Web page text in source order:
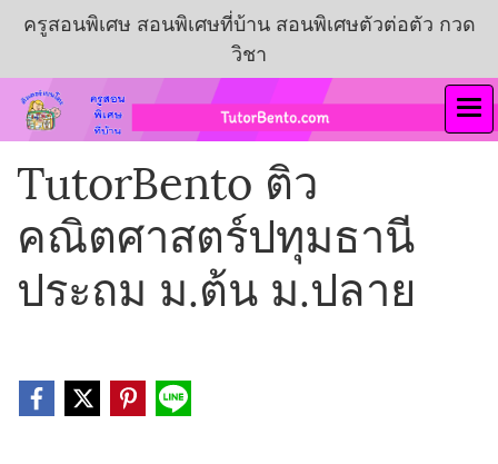
ครูสอนพิเศษ สอนพิเศษที่บ้าน สอนพิเศษตัวต่อตัว กวด
วิชา
TutorBento ติว
คณิตศาสตร์ปทุมธานี
ประถม ม.ต้น ม.ปลาย